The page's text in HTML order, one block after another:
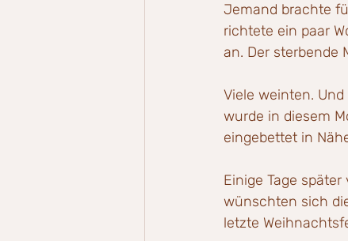
Jemand brachte
richtete ein paar
an. Der sterbende
Viele weinten.
wurde in diesem
eingebettet in
Einige Tage
wünschten sich
letzte